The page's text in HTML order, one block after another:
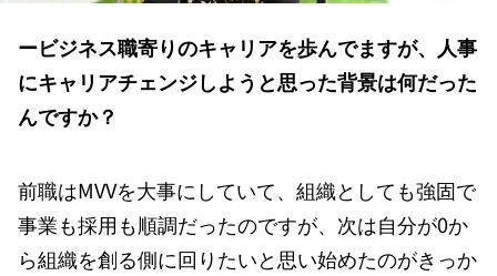
ービジネス職寄りのキャリアを歩んでますが、人事
にキャリアチェンジしようと思った背景は何だった
んですか？
前職はMVVを大事にしていて、組織としても強固で
事業も採用も順調だったのですが、次は自分が0か
ら組織を創る側に回りたいと思い始めたのがきっか